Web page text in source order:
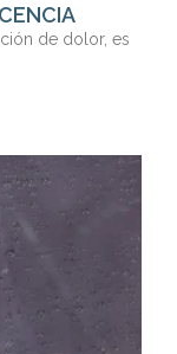
de dolor, es